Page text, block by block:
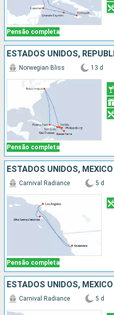
Pensão completa
Pensão completa
Norwegian Bliss 13 d
ESTADOS UNIDOS, MÉXICO
Pensão completa
Carnival Radiance 5 d
ESTADOS UNIDOS, MÉXICO
Carnival Radiance 5 d